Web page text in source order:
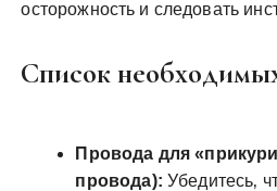
осторожность и следовать
Список
Провода для
провода): Убедитесь‚